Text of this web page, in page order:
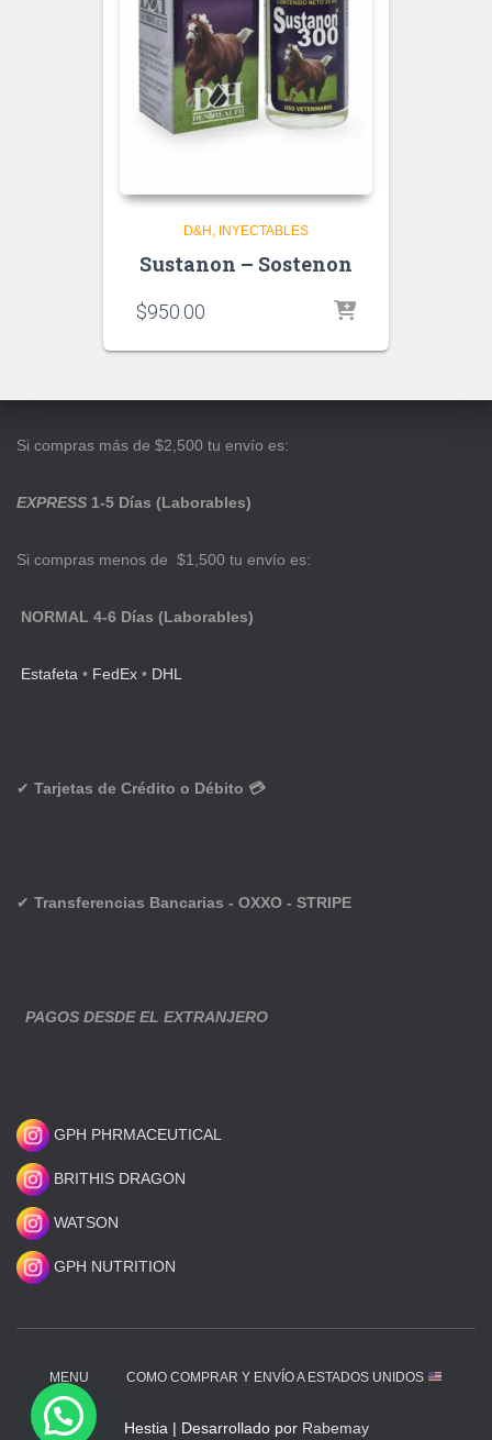
D&H INYECTABLES
Sustanon – Sostenon
$950.00
Si compras más de $2,500 tu envío es:
EXPRESS 1-5 Días (Laborables)
Si compras menos de $1,500 tu envío es:
NORMAL 4-6 Días (Laborables)
Estafeta • FedEx • DHL
✔ Tarjetas de Crédito o Débito 💳
✔ Transferencias Bancarias - OXXO - STRIPE
PAGOS DESDE EL EXTRANJERO
GPH PHRMACEUTICAL
BRITHIS DRAGON
WATSON
GPH NUTRITION
MENU COMO COMPRAR Y ENVÍO A ESTADOS UNIDOS
Hestia | Desarrollado por Rabemay